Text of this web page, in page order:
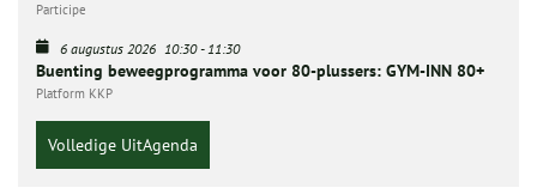
Participe
6 augustus 2026 10:30-11:30
Buenting beweegprogramma voor 80-plussers: GYM-INN 80+
Platform KKP
Volledige UitAgenda